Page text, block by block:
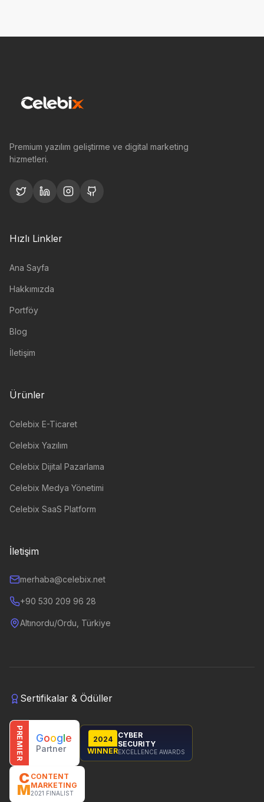
Premium yazılım geliştirme ve digital marketing
hizmetleri.
Hızlı Linkler
Ana Sayfa
Hakkımızda
Portföy
Blog
İletişim
Ürünler
Celebix E-Ticaret
Celebix Yazılım
Celebix Dijital Pazarlama
Celebix Medya Yönetimi
Celebix SaaS Platform
İletişim
merhaba@celebix.net
+90 530 209 96 28
Altınordu/Ordu, Türkiye
Sertifikalar & Ödüller
PREMIER Google
Partner
2024
WINNER
CYBER
SECURITY
EXCELLENCE AWARDS
C
M
CONTENT
MARKETING
2021 FINALIST